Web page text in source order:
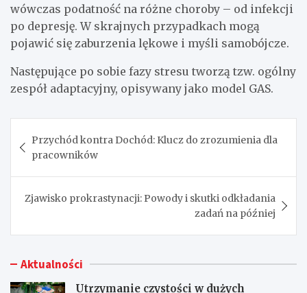
wówczas podatność na różne choroby – od infekcji
po depresję. W skrajnych przypadkach mogą
pojawić się zaburzenia lękowe i myśli samobójcze.
Następujące po sobie fazy stresu tworzą tzw. ogólny
zespół adaptacyjny, opisywany jako model GAS.
wpisu
Przychód kontra Dochód: Klucz do zrozumienia dla
pracowników
Zjawisko prokrastynacji: Powody i skutki odkładania
zadań na później
Aktualności
Utrzymanie czystości w dużych